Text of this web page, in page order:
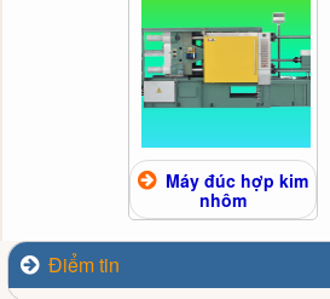
Máy đúc hợp kim
nhôm
Điểm tin